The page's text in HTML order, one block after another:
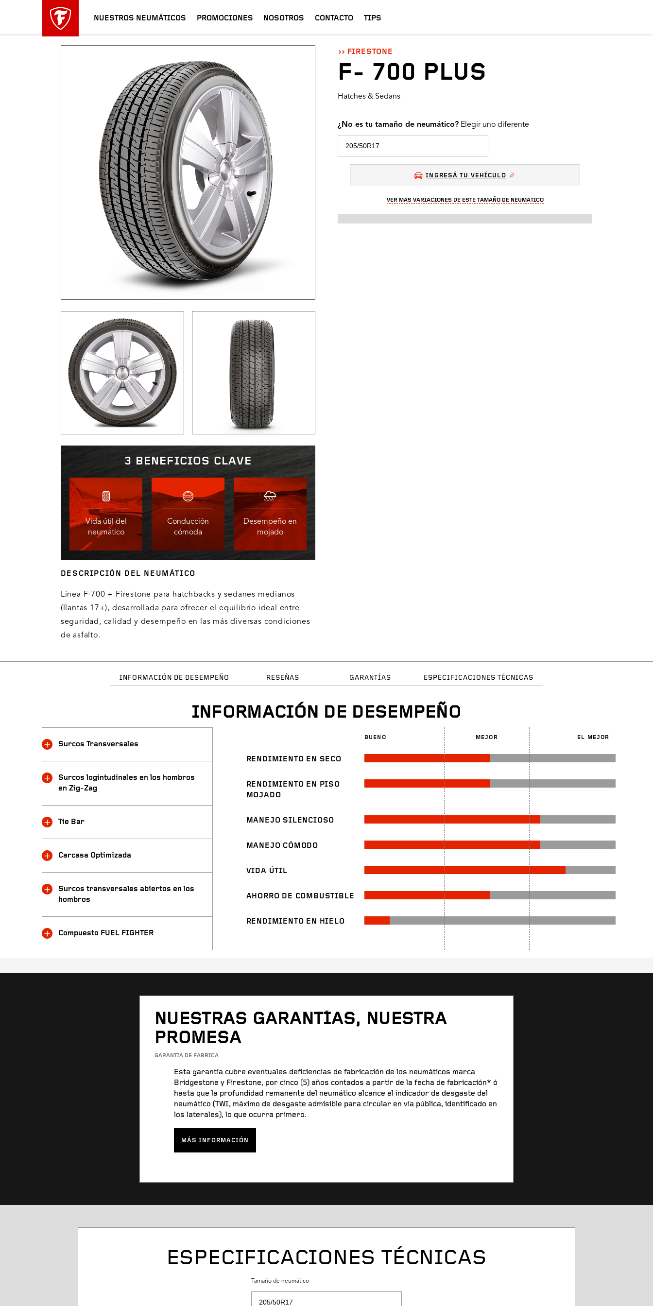
NUESTROS NEUMÁTICOS PROMOCIONES NOSOTROS CONTACTO TIPS
FIRESTONE
F- 700 PLUS
Hatches & Sedans
¿No es tu tamaño de neumático?Elegir uno diferente
INGRESÁ TU VEHÍCULO
VER MÁS VARIACIONES DE ESTE TAMAÑO DE NEUMÁTICO
3 BENEFICIOS CLAVE
Vida útil del
neumático
Conducción
cómoda
Desempeño en
mojado
DESCRIPCIÓN DEL NEUMÁTICO
Línea F-700 + Firestone para hatchbacks y sedanes medianos
(llantas 17+), desarrollada para ofrecer el equilibrio ideal entre
seguridad, calidad y desempeño en las más diversas condiciones
de asfalto.
INFORMACIÓN DE DESEMPEÑO RESEÑAS GARANTÍAS ESPECIFICACIONES TÉCNICAS
INFORMACIÓN DE DESEMPEÑO
Surcos Transversales
Surcos logintudinales en los hombros
en Zig-Zag
Tie Bar
Carcasa Optimizada
Surcos transversales abiertos en los
hombros
Compuesto FUEL FIGHTER
BUENO MEJOR EL MEJOR
RENDIMIENTO EN SECO
RENDIMIENTO EN PISO
MOJADO
MANEJO SILENCIOSO
MANEJO CÓMODO
VIDA ÚTIL
AHORRO DE COMBUSTIBLE
RENDIMIENTO EN HIELO
NUESTRAS GARANTÍAS, NUESTRA
PROMESA
GARANTÍA DE FÁBRICA
Esta garantía cubre eventuales deficiencias de fabricación de los neumáticos marca
Bridgestone y Firestone, por cinco (5) años contados a partir de la fecha de fabricación* ó
hasta que la profundidad remanente del neumático alcance el indicador de desgaste del
neumático (TWI, máximo de desgaste admisible para circular en vía pública, identificado en
los laterales), lo que ocurra primero.
MÁS INFORMACIÓN
ESPECIFICACIONES TÉCNICAS
Tamaño de neumático